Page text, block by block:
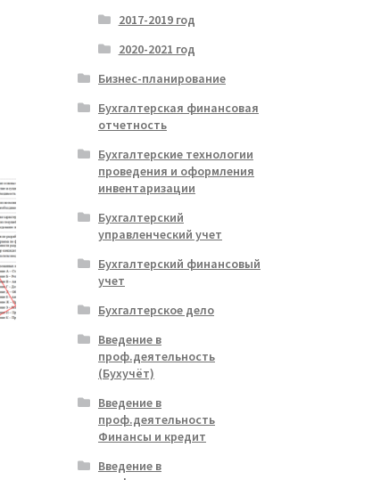
2017-2019 год
2020-2021 год
Бизнес-планирование
Бухгалтерская финансовая
отчетность
Бухгалтерские технологии
проведения и оформления
инвентаризации
Бухгалтерский
управленческий учет
Бухгалтерский финансовый
учет
Бухгалтерское дело
Введение в
проф.деятельность
(Бухучёт)
Введение в
проф.деятельность
Финансы и кредит
Введение в